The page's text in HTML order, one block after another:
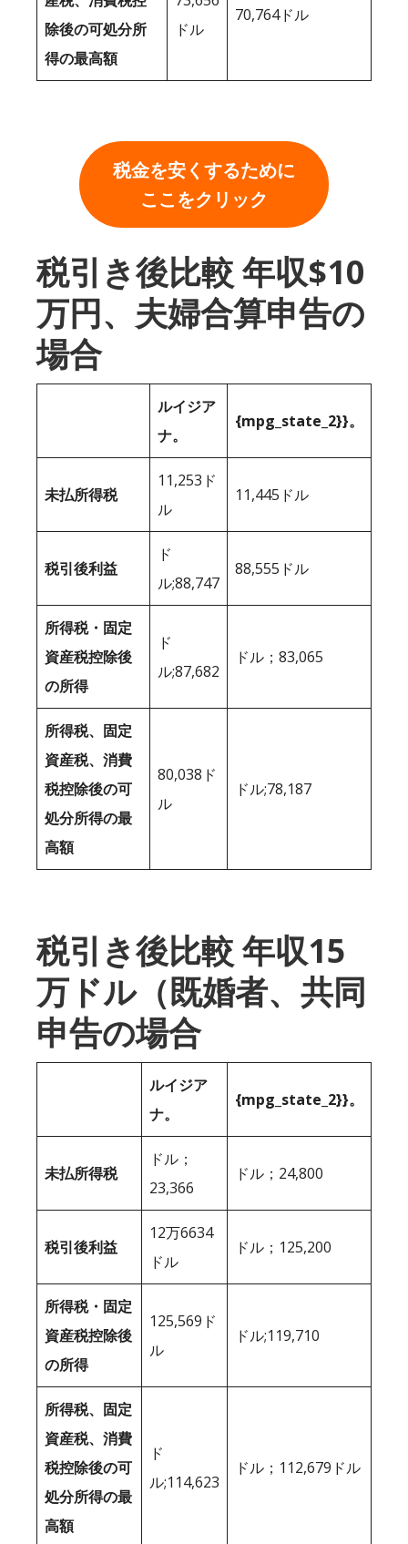
除後の可処分所
得の最高額
ドル
70,764ドル
税金を安くするために
ここをクリック
税引き後比較 年収$10
万円、夫婦合算申告の
場合
ルイジア
ナ。
{mpg_state_2}}。
未払所得税
11,253ド
ル
11,445ドル
税引後利益
ド
ル;88,747
88,555ドル
所得税・固定
資産税控除後
の所得
ド
ル;87,682
ドル；83,065
所得税、固定
資産税、消費
税控除後の可
処分所得の最
高額
80,038ド
ル
ドル;78,187
税引き後比較 年収15
万ドル（既婚者、共同
申告の場合
ルイジア
ナ。
{mpg_state_2}}。
未払所得税
ドル；
23,366
ドル；24,800
税引後利益
12万6634
ドル
ドル；125,200
所得税・固定
資産税控除後
の所得
125,569ド
ル
ドル;119,710
所得税、固定
資産税、消費
税控除後の可
処分所得の最
高額
ド
ル;114,623
ドル；112,679ドル